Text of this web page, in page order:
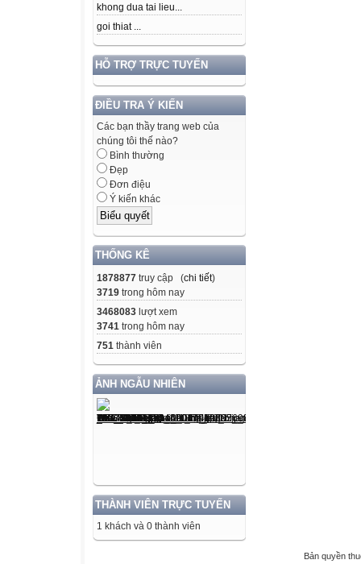
khong dua tai lieu...
goi thiat ...
HỖ TRỢ TRỰC TUYẾN
ĐIỀU TRA Ý KIẾN
Các bạn thầy trang web của
chúng tôi thế nào?
Bình thường
Đẹp
Đơn điệu
Ý kiến khác
THỐNG KÊ
1878877 truy cập (chi tiết)
3719 trong hôm nay
3468083 lượt xem
3741 trong hôm nay
751 thành viên
ẢNH NGẪU NHIÊN
THÀNH VIÊN TRỰC TUYẾN
1 khách và 0 thành viên
Bản quyền